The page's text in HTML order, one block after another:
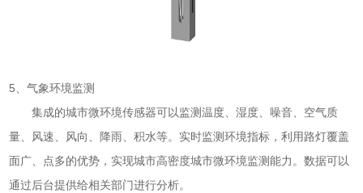
5、气象环境监测
集成的城市微环境传感器可以监测温度、湿度、噪音、空气质
量、风速、风向、降雨、积水等。实时监测环境指标，利用路灯覆盖
面广、点多的优势，实现城市高密度城市微环境监测能力。数据可以
通过后台提供给相关部门进行分析。